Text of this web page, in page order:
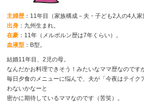
主婦歴 ：11年目（家族構成－夫・子ども2人の4人家
出身 ：九州生まれ。
在豪 ：11年（メルボルン歴は7年くらい）。
血液型 ：B型。
結婚11年目、2児の母。
なんだかお料理できそう！みたいなママ歴なのです
毎日夕食のメニューに悩んで、夫が「今夜はテイク
わないかなーと
密かに期待しているママなのです（苦笑）。